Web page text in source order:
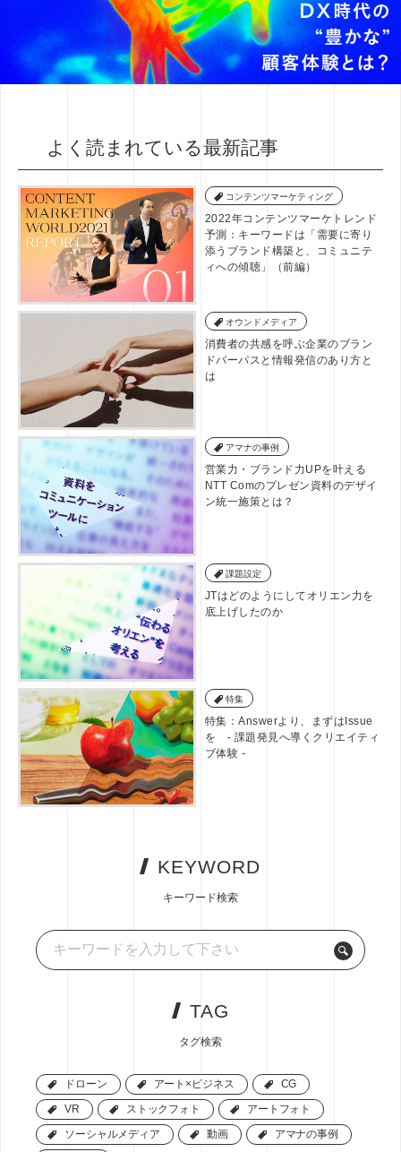
よく読まれている最新記事
コンテンツマーケティング
2022年コンテンツマーケトレンド
予測：キーワードは「需要に寄り
添うブランド構築と、コミュニテ
ィへの傾聴」（前編）
オウンドメディア
消費者の共感を呼ぶ企業のブラン
ドパーパスと情報発信のあり方と
は
アマナの事例
営業力・ブランド力UPを叶える
NTT Comのプレゼン資料のデザイ
ン統一施策とは？
課題設定
JTはどのようにしてオリエン力を
底上げしたのか
特集
特集：Answerより、まずはIssue
を - 課題発見へ導くクリエイティ
ブ体験 -
KEYWORD
キーワード検索
TAG
タグ検索
ドローン
ドローン アート×ビジネス
アート×ビジネス CG
CG
VR
VR ストックフォト
ストックフォト アートフォト
アートフォト
ソーシャルメディア
ソーシャルメディア 動画
動画 アマナの事例
アマナの事例